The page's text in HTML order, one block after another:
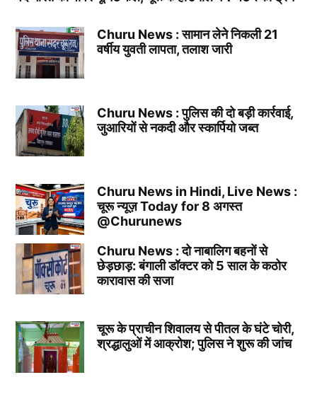
Churu News : सामान लेने निकली 21
वर्षीय युवती लापता, तलाश जारी
Churu News : पुलिस की दो बड़ी कार्रवाई,
जुआरियों से नकदी और स्कार्पियो जब्त
Churu News in Hindi, Live News :
चूरू न्यूज़ Today for 8 अगस्त
@Churunews
Churu News : दो नाबालिग बहनों से
छेड़छाड़: बंगाली डॉक्टर को 5 साल के कठोर
कारावास की सजा
चूरू के प्राचीन शिवालय से पीतल के घंटे चोरी,
श्रद्धालुओं में आक्रोश; पुलिस ने शुरू की जांच